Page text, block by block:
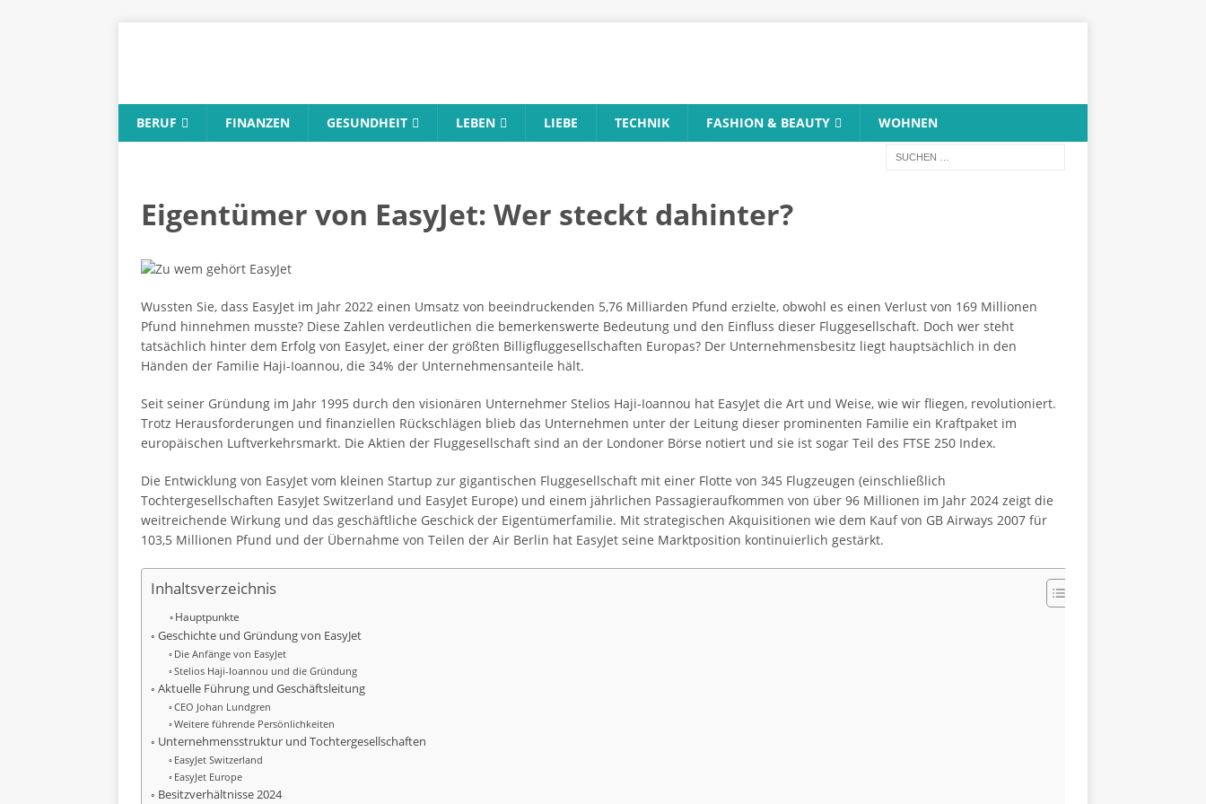
BERUF FINANZEN GESUNDHEIT LEBEN LIEBE TECHNIK FASHION & BEAUTY WOHNEN
Eigentümer von EasyJet: Wer steckt dahinter?
Wussten Sie, dass EasyJet im Jahr 2022 einen Umsatz von beeindruckenden 5,76 Milliarden Pfund erzielte, obwohl es einen Verlust von 169 Millionen
Pfund hinnehmen musste? Diese Zahlen verdeutlichen die bemerkenswerte Bedeutung und den Einfluss dieser Fluggesellschaft. Doch wer steht
tatsächlich hinter dem Erfolg von EasyJet, einer der größten Billigfluggesellschaften Europas? Der Unternehmensbesitz liegt hauptsächlich in den
Händen der Familie Haji-Ioannou, die 34% der Unternehmensanteile hält.
Seit seiner Gründung im Jahr 1995 durch den visionären Unternehmer Stelios Haji-Ioannou hat EasyJet die Art und Weise, wie wir fliegen, revolutioniert.
Trotz Herausforderungen und finanziellen Rückschlägen blieb das Unternehmen unter der Leitung dieser prominenten Familie ein Kraftpaket im
europäischen Luftverkehrsmarkt. Die Aktien der Fluggesellschaft sind an der Londoner Börse notiert und sie ist sogar Teil des FTSE 250 Index.
Die Entwicklung von EasyJet vom kleinen Startup zur gigantischen Fluggesellschaft mit einer Flotte von 345 Flugzeugen (einschließlich
Tochtergesellschaften EasyJet Switzerland und EasyJet Europe) und einem jährlichen Passagieraufkommen von über 96 Millionen im Jahr 2024 zeigt die
weitreichende Wirkung und das geschäftliche Geschick der Eigentümerfamilie. Mit strategischen Akquisitionen wie dem Kauf von GB Airways 2007 für
103,5 Millionen Pfund und der Übernahme von Teilen der Air Berlin hat EasyJet seine Marktposition kontinuierlich gestärkt.
Inhaltsverzeichnis
Hauptpunkte
Geschichte und Gründung von EasyJet
Die Anfänge von EasyJet
Stelios Haji-Ioannou und die Gründung
Aktuelle Führung und Geschäftsleitung
CEO Johan Lundgren
Weitere führende Persönlichkeiten
Unternehmensstruktur und Tochtergesellschaften
EasyJet Switzerland
EasyJet Europe
Besitzverhältnisse 2024